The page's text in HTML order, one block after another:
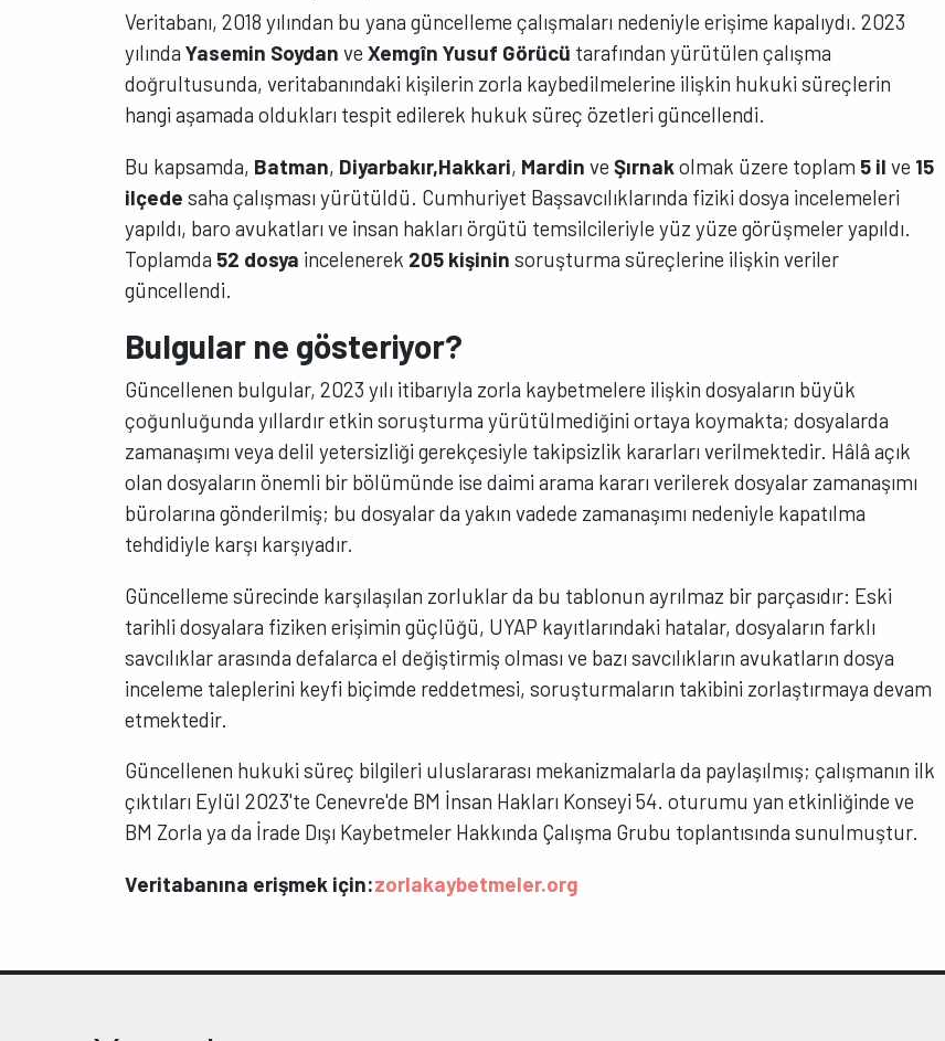
Veritabanı, 2018 yılından bu yana güncelleme çalışmaları nedeniyle erişime kapalıydı. 2023
yılındaYasemin Soydan veXemgîn Yusuf Görücü tarafından yürütülen çalışma
doğrultusunda, veritabanındaki kişilerin zorla kaybedilmelerine ilişkin hukuki süreçlerin
hangi aşamada oldukları tespit edilerek hukuk süreç özetleri güncellendi.
Bu kapsamda, Batman, Diyarbakır,Hakkari, Mardin veŞırnak olmak üzere toplam 5 il ve 15
ilçede saha çalışması yürütüldü. Cumhuriyet Başsavcılıklarında fiziki dosya incelemeleri
yapıldı, baro avukatları ve insan hakları örgütü temsilcileriyle yüz yüze görüşmeler yapıldı.
Toplamda 52 dosya incelenerek 205 kişinin soruşturma süreçlerine ilişkin veriler
güncellendi.
Bulgular ne gösteriyor?
Güncellenen bulgular, 2023 yılı itibarıyla zorla kaybetmelere ilişkin dosyaların büyük
çoğunluğunda yıllardır etkin soruşturma yürütülmediğini ortaya koymakta; dosyalarda
zamanaşımı veya delil yetersizliği gerekçesiyle takipsizlik kararları verilmektedir. Hâlâ açık
olan dosyaların önemli bir bölümünde ise daimi arama kararı verilerek dosyalar zamanaşımı
bürolarına gönderilmiş; bu dosyalar da yakın vadede zamanaşımı nedeniyle kapatılma
tehdidiyle karşı karşıyadır.
Güncelleme sürecinde karşılaşılan zorluklar da bu tablonun ayrılmaz bir parçasıdır: Eski
tarihli dosyalara fiziken erişimin güçlüğü, UYAP kayıtlarındaki hatalar, dosyaların farklı
savcılıklar arasında defalarca el değiştirmiş olması ve bazı savcılıkların avukatların dosya
inceleme taleplerini keyfi biçimde reddetmesi, soruşturmaların takibini zorlaştırmaya devam
etmektedir.
Güncellenen hukuki süreç bilgileri uluslararası mekanizmalarla da paylaşılmış; çalışmanın ilk
çıktıları Eylül 2023'te Cenevre'de BM İnsan Hakları Konseyi 54. oturumu yan etkinliğinde ve
BM Zorla ya da İrade Dışı Kaybetmeler Hakkında Çalışma Grubu toplantısında sunulmuştur.
Veritabanına erişmek için:zorlakaybetmeler.org